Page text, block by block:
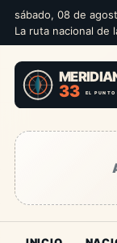
sábado, 08 de
La ruta nacional de